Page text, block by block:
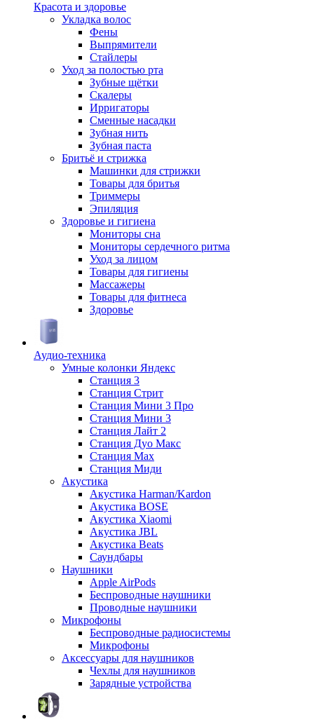
Красота и здоровье
Укладка волос
Фены
Выпрямители
Стайлеры
Уход за полостью рта
Зубные щётки
Скалеры
Ирригаторы
Сменные насадки
Зубная нить
Зубная паста
Бритьё и стрижка
Машинки для стрижки
Товары для бритья
Триммеры
Эпиляция
Здоровье и гигиена
Мониторы сна
Мониторы сердечного ритма
Уход за лицом
Товары для гигиены
Массажеры
Товары для фитнеса
Здоровье
Аудио-техника
Умные колонки Яндекс
Станция 3
Станция Стрит
Станция Мини 3 Про
Станция Мини 3
Станция Лайт 2
Станция Дуо Макс
Станция Max
Станция Миди
Акустика
Акустика Harman/Kardon
Акустика BOSE
Акустика Xiaomi
Акустика JBL
Акустика Beats
Саундбары
Наушники
Apple AirPods
Беспроводные наушники
Проводные наушники
Микрофоны
Беспроводные радиосистемы
Микрофоны
Аксессуары для наушников
Чехлы для наушников
Зарядные устройства